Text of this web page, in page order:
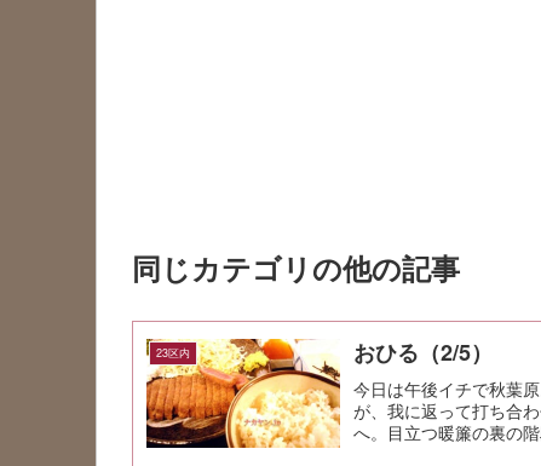
同じカテゴリの他の記事
23区内 おひる（2/5）
今日は午後イチで秋葉
が、我に返って打ち合
へ。目立つ暖簾の裏の